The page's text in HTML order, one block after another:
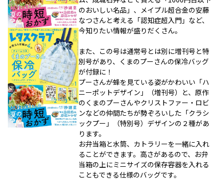
のおいしい名品」、メイプル超合金の安藤
なつさんと考える「認知症超入門」など、
今知りたい情報が盛りだくさん。
また、この号は通常号とは別に増刊号と特
別号があり、くまのプーさんの保冷バッグ
が付録に！
プーさんが蜂を見ている姿がかわいい「ハ
ニーポットデザイン」（増刊号）と、原作
のくまのプーさんやクリストファー・ロビ
ンなどの仲間たちが勢ぞろいした「クラシ
ックプー」（特別号）デザインの２種があ
ります。
お弁当箱と水筒、カトラリーを一緒に入れ
ることができます。高さがあるので、お弁
当箱の上にミニサイズの保存容器を入れる
こともできる仕様のバッグです。